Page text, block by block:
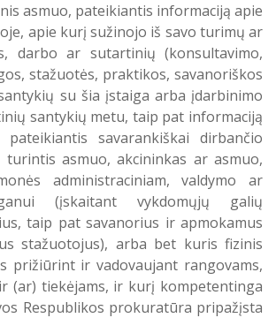
asmuo, pateikiantis informaciją apie
apie kurį sužinojo iš savo turimų ar
darbo ar sutartinių (konsultavimo,
stažuotės, praktikos, savanoriškos
su šia įstaiga arba įdarbinimo
santykių metu, taip pat informaciją
pateikiantis savarankiškai dirbančio
turintis asmuo, akcininkas ar asmuo,
administraciniam, valdymo ar
(įskaitant vykdomųjų galių
taip pat savanorius ir apmokamus
stažuotojus), arba bet kuris fizinis
prižiūrint ir vadovaujant rangovams,
(ar) tiekėjams, ir kurį kompetentinga
Respublikos prokuratūra pripažįsta